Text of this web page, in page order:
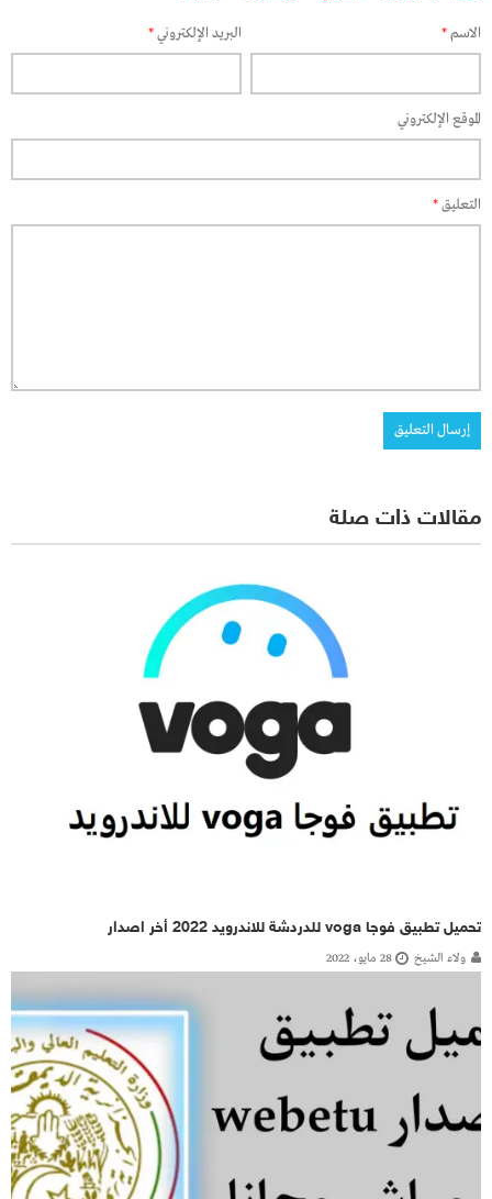
الاسم* البريد الإلكتروني*
الموقع الإلكتروني
التعليق*
مقالات ذات صلة
تحميل تطبيق فوجا voga للدردشة للاندرويد 2022 أخر اصدار
ولاء الشيخ 28 مايو، 2022